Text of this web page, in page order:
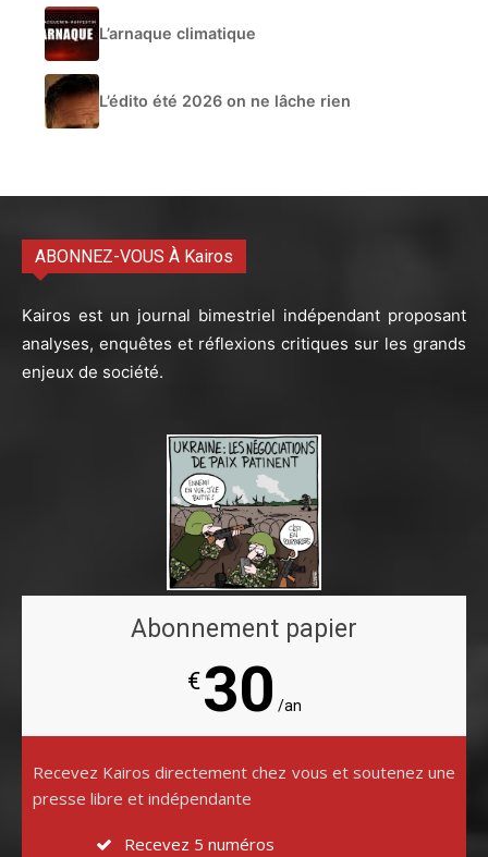
L’arnaque climatique
L’édito été 2026 on ne lâche rien
ABONNEZ-VOUS À Kairos
Kairos est un journal bimestriel indépendant proposant
analyses, enquêtes et réflexions critiques sur les grands
enjeux de société.
Abonnement papier
€30 /an
Recevez Kairos directement chez vous et soutenez une
presse libre et indépendante
Recevez 5 numéros